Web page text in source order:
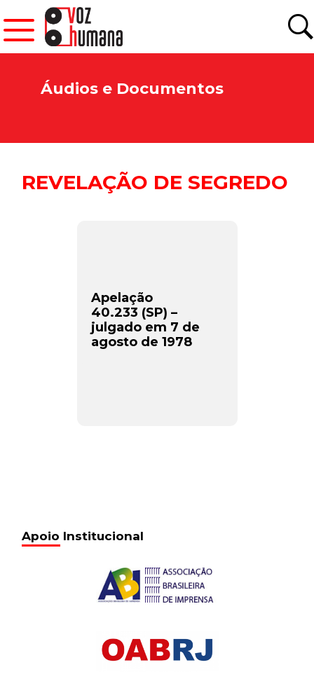
Áudios e Documentos
REVELAÇÃO DE SEGREDO
Apelação
40.233 (SP) –
julgado em 7 de
agosto de 1978
Apoio Institucional